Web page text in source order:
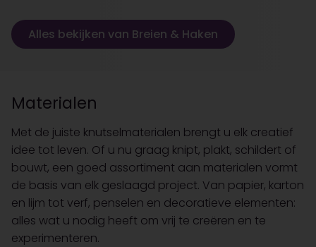
Alles bekijken van Breien & Haken
Materialen
Met de juiste knutselmaterialen brengt u elk creatief
idee tot leven. Of u nu graag knipt, plakt, schildert of
bouwt, een goed assortiment aan materialen vormt
de basis van elk geslaagd project. Van papier, karton
en lijm tot verf, penselen en decoratieve elementen:
alles wat u nodig heeft om vrij te creëren en te
experimenteren.